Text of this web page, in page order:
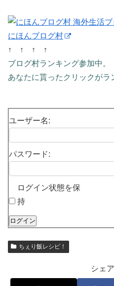
にほんブログ村
↑ ↑ ↑ ↑
ブログ村ランキング参加中。
あなたに貰ったクリックがラ
ユーザー名:
パスワード:
ログイン状態を保
持
ログイン
ちぇり飯レシピ！
シェ